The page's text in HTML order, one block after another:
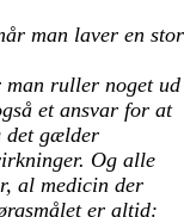
man laver en stor
man ruller noget ud
et ansvar for at
det gælder
Og alle
al medicin der
er altid: